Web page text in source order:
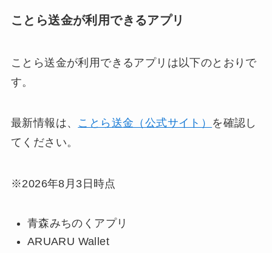
ことら送金が利用できるアプリ
ことら送金が利用できるアプリは以下のとおりで
す。
最新情報は、 ことら送金（公式サイト） を確認し
てください。
※2026年8月3日時点
青森みちのくアプリ
ARUARU Wallet